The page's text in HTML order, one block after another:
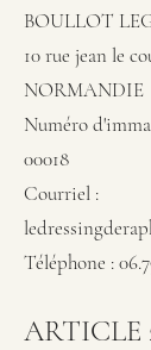
BOULLOT
10 rue jean le
NORMANDIE
Numéro
00018
Courriel :
Téléphone :
ARTICLE